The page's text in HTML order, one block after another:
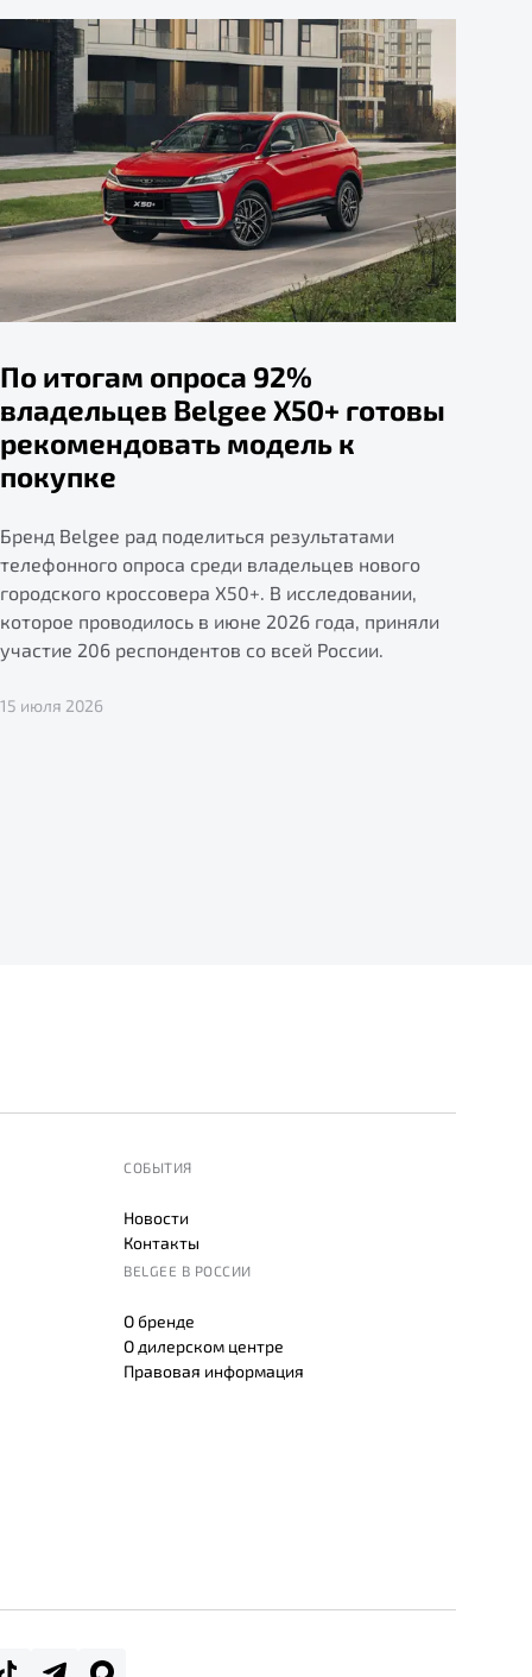
По итогам опроса 92%
владельцев Belgee X50+ готовы
рекомендовать модель к
покупке
Бренд Belgee рад поделиться результатами
телефонного опроса среди владельцев нового
городского кроссовера X50+. В исследовании,
которое проводилось в июне 2026 года, приняли
участие 206 респондентов со всей России.
15 июля 2026
СОБЫТИЯ
Новости
Контакты
BELGEE В РОССИИ
О бренде
О дилерском центре
Правовая информация